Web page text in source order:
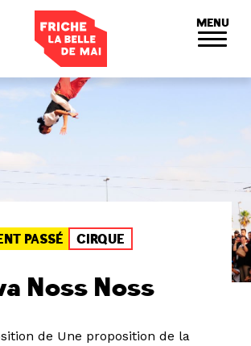
MENU
PASSÉ CIRQUE
Noss Noss
de Une proposition de la
des cookies